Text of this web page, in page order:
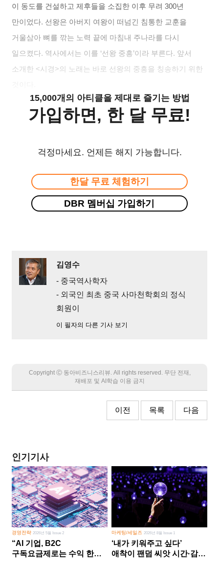
이 동도를 건설하고 제후들을 소집한 이후 무려 300년
만이었다. 선왕은 아버지 여왕이 떠넘긴 침통한 교훈을
거울삼아 뼈를 깎는 노력 끝에 마침내 주나라를 다시
일으켰다. 역사에서는 이를 ‘선왕 중흥’이라 부른다. 앞서
소개한 <시경>의 노래는 바로 선왕의 중흥을 칭송하기 위한
15,000개의 아티클을 제대로 즐기는 방법
가입하면, 한 달 무료!
걱정마세요. 언제든 해지 가능합니다.
한달 무료 체험하기
DBR 멤버십 가입하기
김영수
- 중국역사학자
- 외국인 최초 중국 사마천학회의 정식
회원이
이 필자의 다른 기사 보기
Copyright Ⓒ 동아비즈니스리뷰. All rights reserved. 무단 전재,
재배포 및 AI학습 이용 금지
이전 목록 다음
인기기사
경영전략 2026년 5월 Issue 2
“AI 기업, B2C
구독요금제로는 수익 한계
마케팅/세일즈 2026년 8월 Issue 1
‘내가 키워주고 싶다’
애착이 팬덤 씨앗 시간·감정